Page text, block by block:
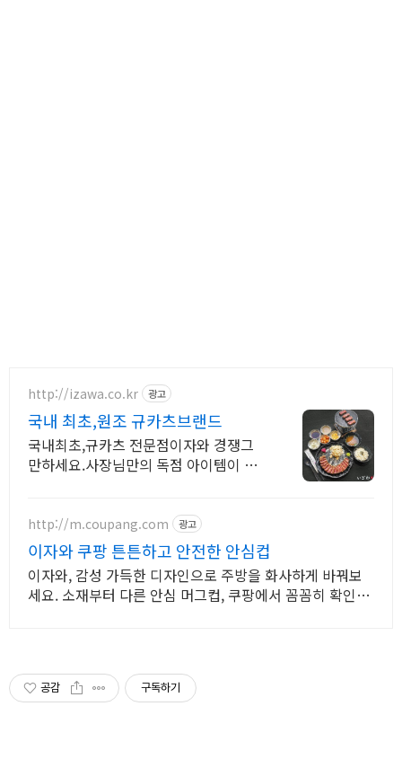
http://izawa.co.kr 광고
국내 최초,원조 규카츠브랜드
국내최초,규카츠 전문점이자와 경쟁그
만하세요.사장님만의 독점 아이템이 필
http://m.coupang.com 광고
이자와 쿠팡 튼튼하고 안전한 안심컵
이자와, 감성 가득한 디자인으로 주방을 화사하게 바꿔보
세요. 소재부터 다른 안심 머그컵, 쿠팡에서 꼼꼼히 확인하
공감 구독하기